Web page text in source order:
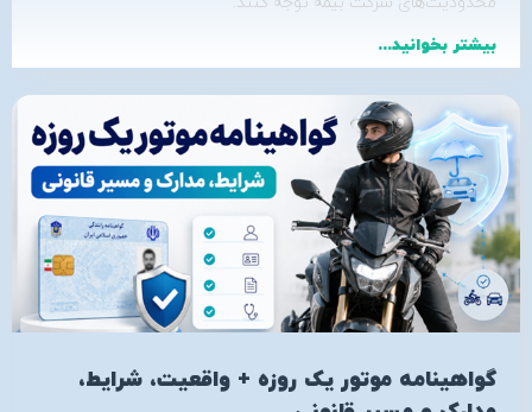
بیشتر بخوانید...
گواهینامه موتور یک روزه + واقعیت، شرایط،